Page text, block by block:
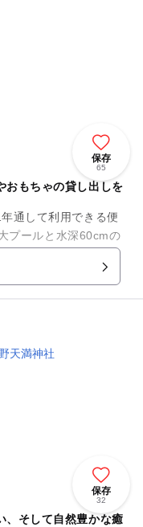
保存
65
おもちゃの貸し出しを
通して利用できる便
プールと水深60cmの
です。 一日2時間以内
保存
32
、そして自然豊かな癒